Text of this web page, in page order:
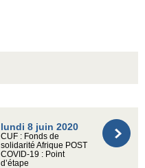
lundi 8 juin 2020
CUF : Fonds de
solidarité Afrique POST
COVID-19 : Point
d’étape